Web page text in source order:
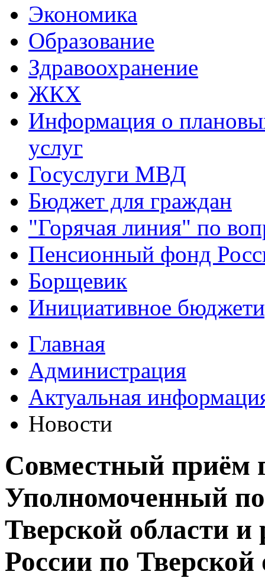
Экономика
Образование
Здравоохранение
ЖКХ
Информация о
услуг
Госуслуги МВД
Бюджет для граждан
"Горячая линия" по
Пенсионный фонд
Борщевик
Инициативное
Главная
Администрация
Актуальная
Новости
Совместный приём
Уполномоченный
Тверской области
России по Тверской